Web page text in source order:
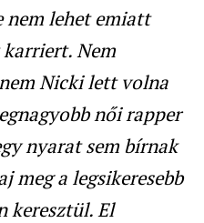
nem lehet emiatt
karriert. Nem
Nicki lett volna
női rapper
nyarat sem bírnak
meg a legsikeresebb
keresztül. El